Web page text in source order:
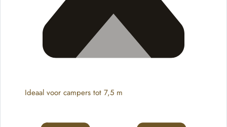
Ideaal voor campers tot 7,5 m